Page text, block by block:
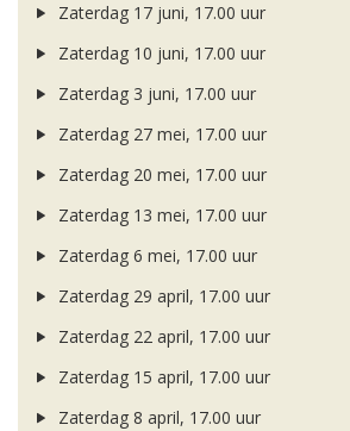
Zaterdag 17 juni, 17.00 uur
Zaterdag 10 juni, 17.00 uur
Zaterdag 3 juni, 17.00 uur
Zaterdag 27 mei, 17.00 uur
Zaterdag 20 mei, 17.00 uur
Zaterdag 13 mei, 17.00 uur
Zaterdag 6 mei, 17.00 uur
Zaterdag 29 april, 17.00 uur
Zaterdag 22 april, 17.00 uur
Zaterdag 15 april, 17.00 uur
Zaterdag 8 april, 17.00 uur